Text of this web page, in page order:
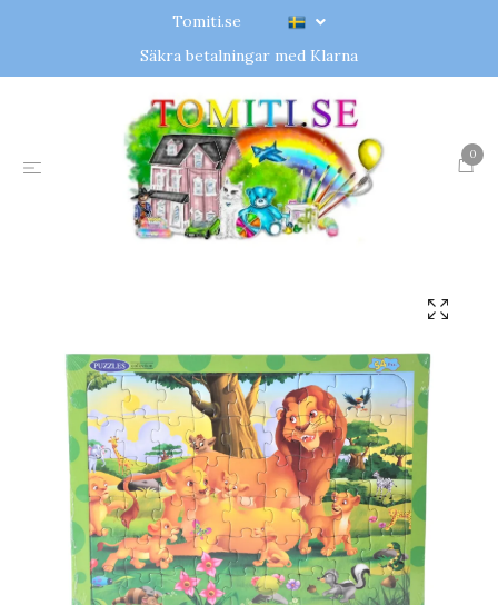
Tomiti.se
Säkra betalningar med Klarna
0